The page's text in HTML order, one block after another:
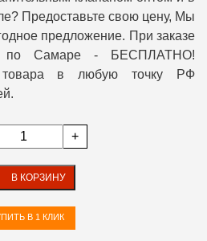
Предоставьте свою цену, Мы
предложение. При заказе
по Самаре - БЕСПЛАТНО!
товара в любую точку РФ
+
В КОРЗИНУ
В 1 КЛИК